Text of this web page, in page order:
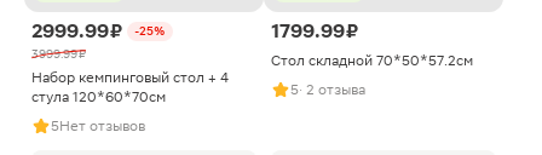
2999.99 ₽
-25%
3999.99 ₽
Набор кемпинговый стол + 4
стула 120*60*70см
5Нет отзывов
1799.99 ₽
Стол складной 70*50*57.2см
5· 2 отзыва